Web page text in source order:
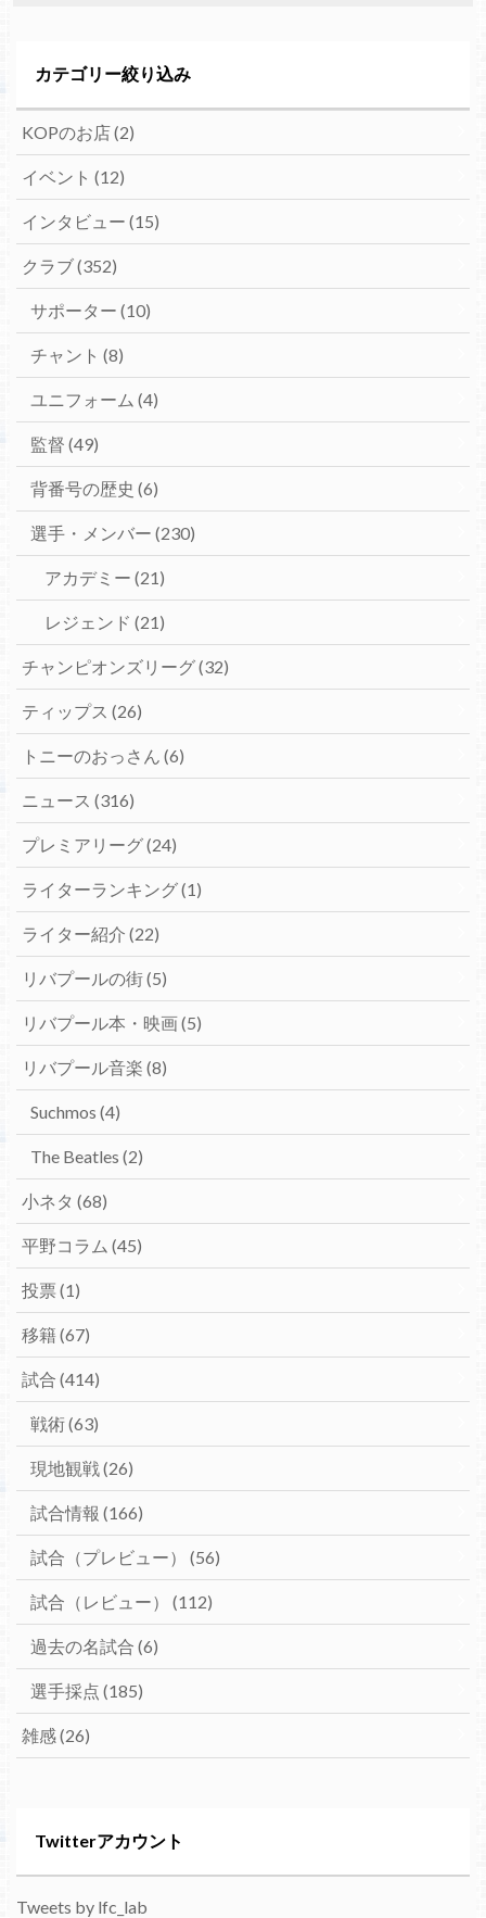
カテゴリー絞り込み
KOPのお店(2)
イベント (12)
インタビュー (15)
クラブ(352)
サポーター (10)
チャント (8)
ユニフォーム (4)
監督 (49)
背番号の歴史 (6)
選手・メンバー (230)
アカデミー (21)
レジェンド (21)
チャンピオンズリーグ(32)
ティップス (26)
トニーのおっさん (6)
ニュース (316)
プレミアリーグ(24)
ライターランキング(1)
ライター紹介 (22)
リバプールの街(5)
リバプール本・映画(5)
リバプール音楽 (8)
Suchmos (4)
The Beatles (2)
小ネタ (68)
平野コラム (45)
投票 (1)
移籍(67)
試合 (414)
戦術(63)
現地観戦 (26)
試合情報 (166)
試合（プレビュー） (56)
試合（レビュー） (112)
過去の名試合 (6)
選手採点 (185)
雑感(26)
Twitterアカウント
Tweets by lfc_lab